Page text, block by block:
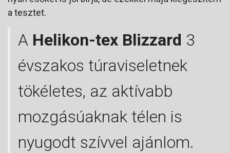
a tesztet.
A Helikon-tex Blizzard 3
évszakos túraviseletnek
tökéletes, az aktívabb
mozgásúaknak télen is
nyugodt szívvel ajánlom.